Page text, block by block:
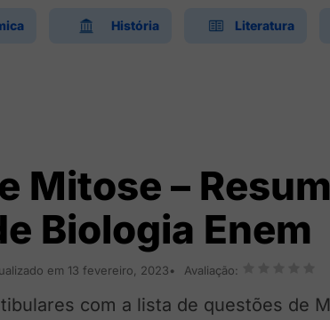
História Literatura
Mitose –
Biologia Enem
em 13 fevereiro, 2023 Avaliação:
com a lista de questões de